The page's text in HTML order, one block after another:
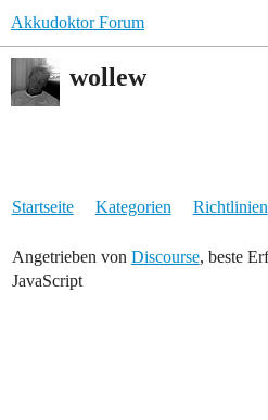
Akkudoktor Forum
wollew
Startseite Kategorien Richtlinien
Angetrieben von Discourse, beste
JavaScript